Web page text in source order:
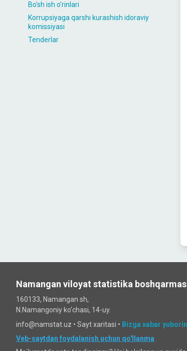
Bo'sh ish o'rinlari
Korrupsiyaga qarshi kurashish idoraviy
komissiyasi
Tenderlar
Namangan viloyat statistika
160133, Namangan sh,
N.Namangoniy ko'chasi, 14-uy.
info@namstat.uz • Sayt xaritasi • Bizga xabar
Veb-saytdan foydalanish uchun qo'llanma